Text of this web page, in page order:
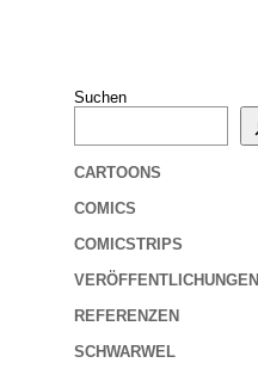
Suchen
CARTOONS
COMICS
COMICSTRIPS
VERÖFFENTLICHUNGEN
REFERENZEN
SCHWARWEL